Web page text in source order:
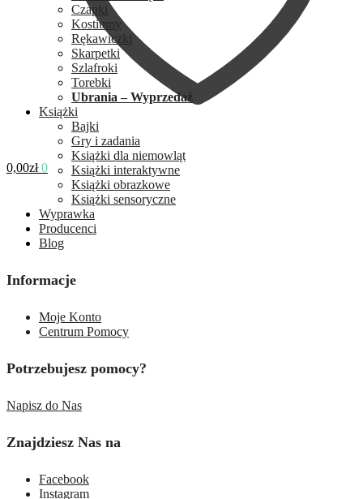
0,00zł 0
Czapki
Kostiumy
Rękawiczki
Skarpetki
Szlafroki
Torebki
Ubrania – Wyprzedaż
Książki
Bajki
Gry i zadania
Książki dla niemowląt
Książki interaktywne
Książki obrazkowe
Książki sensoryczne
Wyprawka
Producenci
Blog
Informacje
Moje Konto
Centrum Pomocy
Potrzebujesz pomocy?
Napisz do Nas
Znajdziesz Nas na
Facebook
Instagram